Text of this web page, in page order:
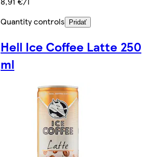
Quantity controls
Pridať
Hell Ice Coffee Latte 250
ml